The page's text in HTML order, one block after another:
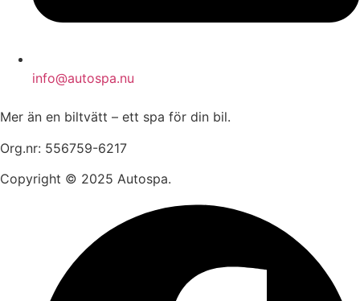
info@autospa.nu
Mer än en biltvätt – ett spa för din bil.
Org.nr: 556759-6217
Copyright © 2025 Autospa.